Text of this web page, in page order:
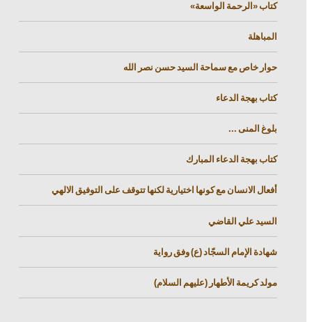
كتاب «الرحمة الواسعة»
المباهلة
حوار خاص مع سماحة السيد حسن نصر الله
كتاب بهجة الدعاء
بلوغ المنى ...
كتاب بهجة الدعاء المبارك
أفعال الانسان مع كونها اختيارية لكنها تتوقف على التوفيق الالهي
السيد علي القاضي
شهادة الإمام السجّاد (ع) وفق رواية
مولد كريمة الأطهار (عليهم السلام)